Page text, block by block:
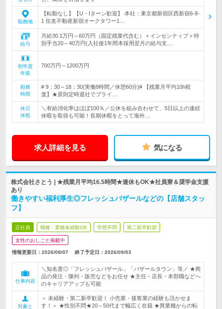
勤務地
【転勤なし】【U・Iターン歓迎】 本社：東京都新宿区西新宿6-8-
1 住友不動産新宿オークタワー1…
給与
月給30.1万円～60万円（固定残業代含む）＋インセンティブ＋特
別手当20～40万円(入社後1年間本採用翌月の給与支…
初年度
年収
700万円～1200万円
勤務
時間
# 9：30～18：30(実働8時間／休憩60分)# 【残業月平均10h程
度】★原則定時退社でプライ…
休日
休暇
＼有給消化率はほぼ100％／公休を組み合わせて、5日以上の連続
休暇を取得も可能！長期休暇をとって海外…
求人詳細を見る 気になる
株式会社さとう | ★残業月平均16.5時間★連休もOK★社員寮＆奨学金支援
あり
働きやすい福利厚生◎フレッシュバザールなどの【店舗スタッ
フ】
正社員 職種・業種未経験OK 学歴不問 第二新卒歓迎
女性のおしごと掲載中
情報更新日：2026/08/07 終了予定日： 2026/09/03
仕事内容
＼知名度◎「フレッシュバザール」「バザールタウン」等／ ★商
品の発注・陳列・販売などをお任せ ★主任・店長・本部職などへ
のキャリアアップも可能
対象と
＜ 未経験・第二新卒歓迎！ 小売業・接客業の経験も活かせま
す！＞ ★性別不問★20～50代まで幅広く在籍 ★異業種からの転